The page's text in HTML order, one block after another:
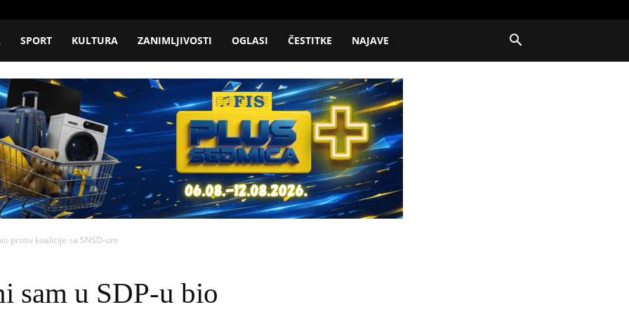
SPORT KULTURA ZANIMLJIVOSTI OGLASI ČESTITKE NAJAVE
protiv koalicije sa SNSD-om
sam u SDP-u bio